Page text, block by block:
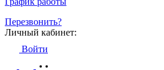
Перезвонить?
Личный кабинет:
Войти